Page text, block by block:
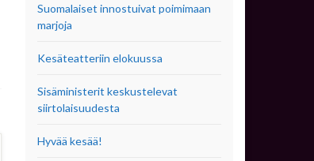
Suomalaiset innostuivat poimimaan
marjoja
Kesäteatteriin elokuussa
Sisäministerit keskustelevat
siirtolaisuudesta
Hyvää kesää!